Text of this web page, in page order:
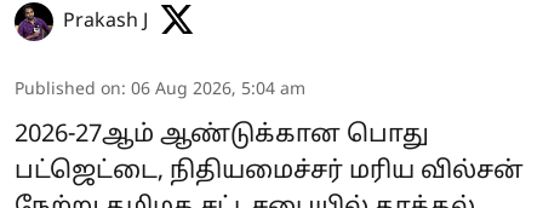
Prakash J
Published on: 06 Aug 2026, 5:04 am
2026-27ஆம் ஆண்டுக்கான பொது
பட்ஜெட்டை, நிதியமைச்சர் மரிய வில்சன்